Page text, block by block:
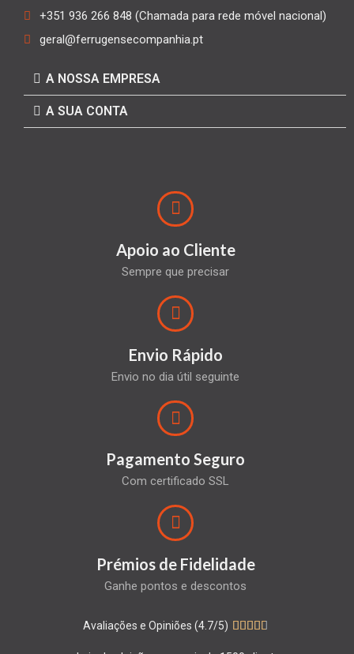
+351 936 266 848 (Chamada para rede móvel nacional)
geral@ferrugensecompanhia.pt
A NOSSA EMPRESA
A SUA CONTA
Apoio ao Cliente
Sempre que precisar
Envio Rápido
Envio no dia útil seguinte
Pagamento Seguro
Com certificado SSL
Prémios de Fidelidade
Ganhe pontos e descontos
Avaliações e Opiniões (4.7/5)     